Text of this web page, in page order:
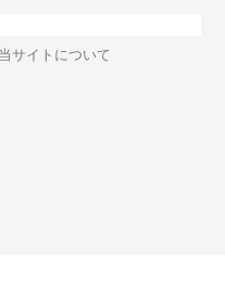
当サイトについて